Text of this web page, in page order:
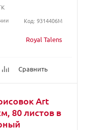
Royal Talens
Сравнить
Код: 9314406М
Art
80 листов в